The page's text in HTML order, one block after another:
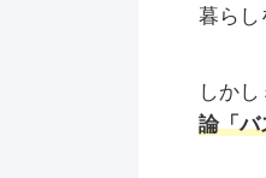
暮らし
しか
論「バ